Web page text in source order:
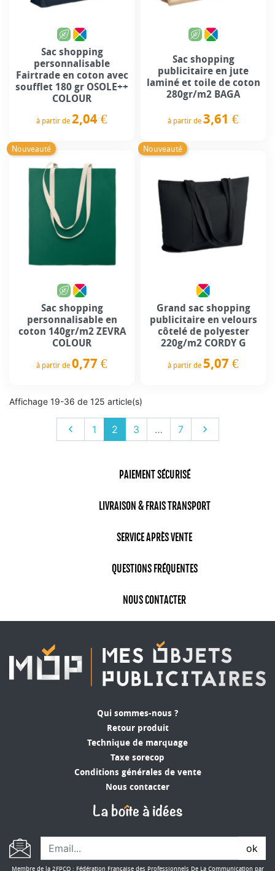
Sac shopping
personnalisable
Fairtrade en coton avec
soufflet 180 gr OSOLE++
COLOUR
à partir de 2,04 €
Sac shopping
publicitaire en jute
laminé et toile de coton
280gr/m2 BAGA
à partir de 3,61 €
Nouveauté
Sac shopping
personnalisable en
coton 140gr/m2 ZEVRA
COLOUR
à partir de 0,77 €
Nouveauté
Grand sac shopping
publicitaire en velours
côtelé de polyester
220g/m2 CORDY G
à partir de 5,07 €
Affichage 19-36 de 125 article(s)
Précédent
 1 2 3 … 7 Suivant

PAIEMENT SÉCURISÉ
LIVRAISON & FRAIS TRANSPORT
SERVICE APRÈS VENTE
QUESTIONS FRÉQUENTES
NOUS CONTACTER
Qui sommes-nous ?
Retour produit
Technique de marquage
Taxe sorecop
Conditions générales de vente
Nous contacter
ok
Membre de la 2FPCO : Fédération Française des Professionnels De La Communication par